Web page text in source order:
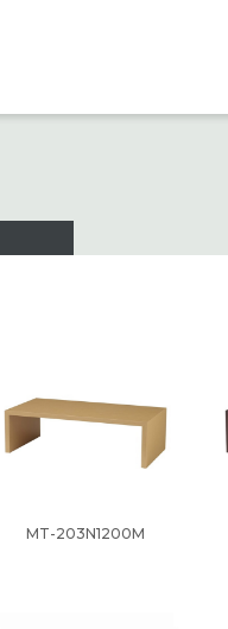
MT-203N1200M